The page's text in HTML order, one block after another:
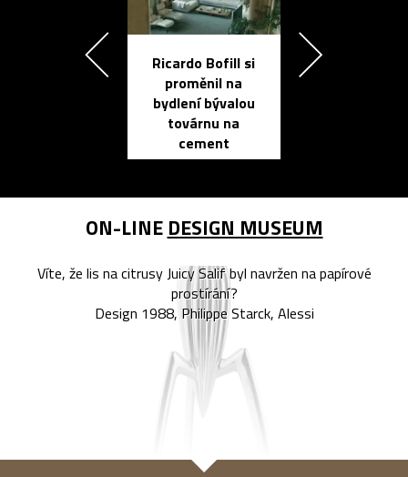
Ricardo Bofill si
proměnil na
bydlení bývalou
továrnu na
cement
ON-LINE DESIGN MUSEUM
Víte, že lis na citrusy Juicy Salif byl navržen na papírové
prostírání?
Design 1988, Philippe Starck, Alessi